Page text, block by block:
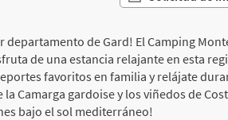
de Gard! El Camping
de una estancia relajante en esta
favoritos en familia y relájate
Camarga gardoise y los viñedos de
bajo el sol mediterráneo!